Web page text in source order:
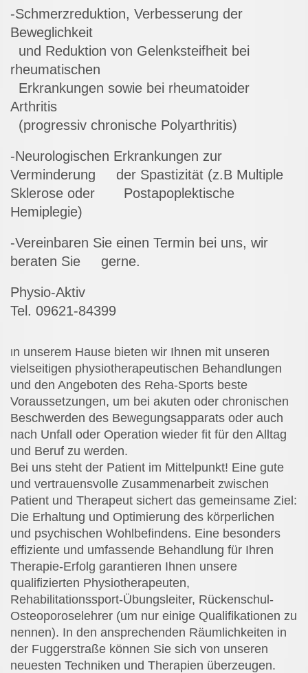
-Schmerzreduktion, Verbesserung der
Beweglichkeit
und Reduktion von Gelenksteifheit bei
rheumatischen
Erkrankungen sowie bei rheumatoider
Arthritis
(progressiv chronische Polyarthritis)
-Neurologischen Erkrankungen zur
Verminderung der Spastizität (z.B Multiple
Sklerose oder Postapoplektische
Hemiplegie)
-Vereinbaren Sie einen Termin bei uns, wir
beraten Sie gerne.
Physio-Aktiv
Tel. 09621-84399
In unserem Hause bieten wir Ihnen mit unseren
vielseitigen physiotherapeutischen Behandlungen
und den Angeboten des Reha-Sports beste
Voraussetzungen, um bei akuten oder chronischen
Beschwerden des Bewegungsapparats oder auch
nach Unfall oder Operation wieder fit für den Alltag
und Beruf zu werden.
Bei uns steht der Patient im Mittelpunkt! Eine gute
und vertrauensvolle Zusammenarbeit zwischen
Patient und Therapeut sichert das gemeinsame Ziel:
Die Erhaltung und Optimierung des körperlichen
und psychischen Wohlbefindens. Eine besonders
effiziente und umfassende Behandlung für Ihren
Therapie-Erfolg garantieren Ihnen unsere
qualifizierten Physiotherapeuten,
Rehabilitationssport-Übungsleiter, Rückenschul-
Osteoporoselehrer (um nur einige Qualifikationen zu
nennen). In den ansprechenden Räumlichkeiten in
der Fuggerstraße können Sie sich von unseren
neuesten Techniken und Therapien überzeugen.